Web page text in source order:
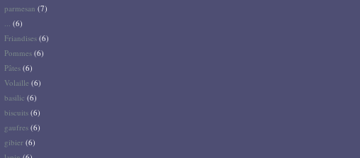
parmesan (7)
... (6)
Friandises (6)
Pommes (6)
Pâtes (6)
Volaille (6)
basilic (6)
biscuits (6)
gaufres (6)
gibier (6)